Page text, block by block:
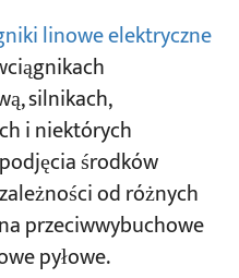
linowe elektryczne
silnikach,
i niektórych
środków
od różnych
przeciwwybuchowe
pyłowe.